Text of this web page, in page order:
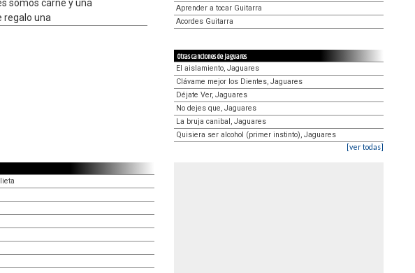
somos carne y uña
regalo una
Aprender a tocar Guitarra
Acordes Guitarra
Otras canciones de Jaguares
El aislamiento, Jaguares
Clávame mejor los Dientes, Jaguares
Déjate Ver, Jaguares
No dejes que, Jaguares
La bruja canibal, Jaguares
Quisiera ser alcohol (primer instinto), Jaguares
[ver todas]